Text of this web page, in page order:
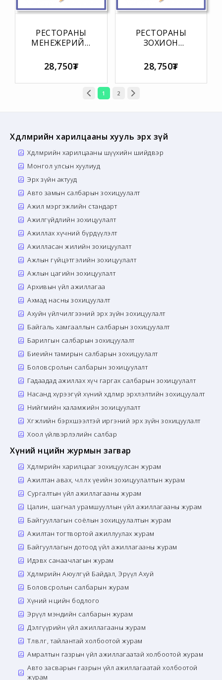
РЕСТОРАНЫ
МЕНЕЖЕРИЙН
ШАЛГАХ ТЕСТ
28,750₮
РЕСТОРАНЫ
ЗОХИОН
МЭДЛЭГ
ШАЛГАХ ТЕСТ
28,750₮
1 2
Хөдөлмөрийн харилцааны хууль эрх зүй
Хөдөлмөрийн харилцааны шүүхийн шийдвэр
Монгол улсын хуулиуд
Эрх зүйн актууд
Авто замын салбарын зохицуулалт
Ажил мэргэжлийн стандарт
Ажилгүйдлийн зохицуулалт
Ажиллах хүчний бүрдүүлэлт
Ажилласан жилийн зохицуулалт
Ажлын гүйцэтгэлийн зохицуулалт
Ажлын цагийн зохицуулалт
Архивын үйл ажиллагаа
Ахмад насны зохицуулалт
Ахуйн үйлчилгээний эрх зүйн зохицуулалт
Байгаль хамгааллын салбарын зохицуулалт
Барилгын салбарын зохицуулалт
Биеийн тамирын салбарын зохицуулалт
Боловсролын салбарын зохицуулалт
Гадаадад ажиллах хүч гаргах салбарын зохицуулалт
Насанд хүрээгүй хүний хөдөлмөр эрхлэлтийн зохицуулалт
Нийгмийн халамжийн зохицуулалт
Хөгжлийн бэрхшээлтэй иргэний эрх зүйн зохицуулалт
Хоол үйлвэрлэлийн салбар
Хүний нөөцийн журмын загвар
Хөдөлмөрийн харилцааг зохицуулсан журам
Ажилтан авах, чөлөөлөх үеийн зохицуулалтын журам
Сургалтын үйл ажиллагааны журам
Цалин, шагнал урамшууллын үйл ажиллагааны журам
Байгууллагын соёлын зохицуулалтын журам
Ажилтан тогтвортой ажиллуулах журам
Байгууллагын дотоод үйл ажиллагааны журам
Идэвх санаачлагын журам
Хөдөлмөрийн Аюулгүй Байдал, Эрүүл Ахуй
Боловсролын салбарын журам
Хүний нөөцийн бодлого
Эрүүл мэндийн салбарын журам
Дэлгүүрийн үйл ажиллагааны журам
Төлөвлөгөө, тайлантай холбоотой журам
Амралтын газрын үйл ажиллагаатай холбоотой журам
Авто засварын газрын үйл ажиллагаатай холбоотой
журам